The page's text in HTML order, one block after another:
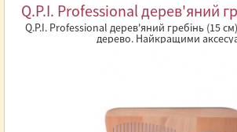
Q.P.I. Professional дерев'яний
Q.P.I. Professional дерев'яний гребінь (15
дерево. Найкращими